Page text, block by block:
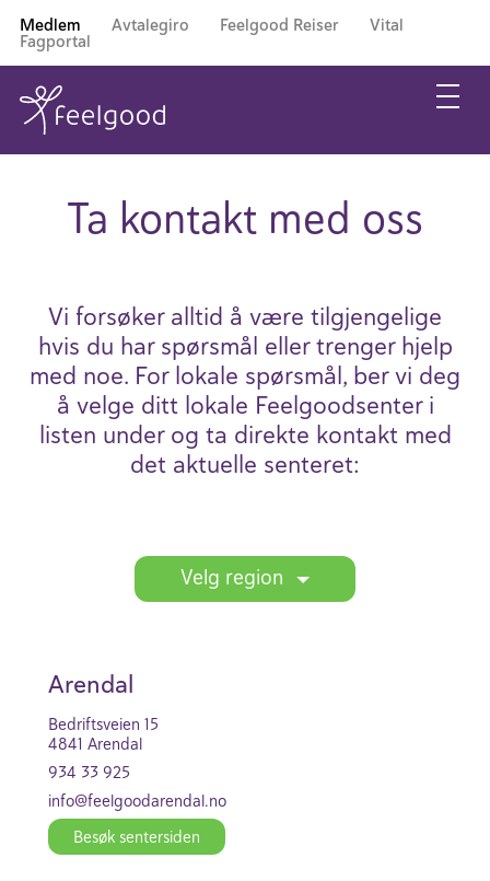
Medlem Avtalegiro Feelgood Reiser Vital
Fagportal
Ta kontakt med oss
Vi forsøker alltid å være tilgjen­ge­lige
hvis du har spørsmål eller trenger hjelp
med noe. For lokale spørsmål, ber vi deg
å velge ditt lokale Feel­good­se­nter i
listen under og ta direkte kontakt med
det aktuelle senteret:
Velg region
Arendal
Bedrift­s­veien 15
4841 Arendal
934 33 925
info@feel­go­od­arendal.no
Besøk senter­siden